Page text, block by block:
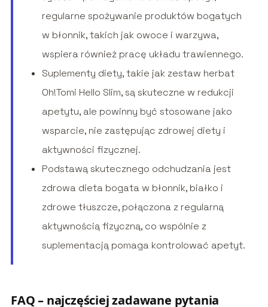
regularne spożywanie produktów bogatych
w błonnik, takich jak owoce i warzywa,
wspiera również pracę układu trawiennego.
Suplementy diety, takie jak zestaw herbat
Oh!Tomi Hello Slim, są skuteczne w redukcji
apetytu, ale powinny być stosowane jako
wsparcie, nie zastępując zdrowej diety i
aktywności fizycznej.
Podstawą skutecznego odchudzania jest
zdrowa dieta bogata w błonnik, białko i
zdrowe tłuszcze, połączona z regularną
aktywnością fizyczną, co wspólnie z
suplementacją pomaga kontrolować apetyt.
FAQ – najczęściej zadawane pytania